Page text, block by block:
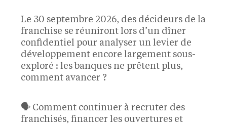
Le 30 septembre 2026, des décideurs de la
franchise se réuniront lors d’un dîner
confidentiel pour analyser un levier de
développement encore largement sous-
exploré : les banques ne prêtent plus,
comment avancer ?
🗣️ Comment continuer à recruter des
franchisés, financer les ouvertures et